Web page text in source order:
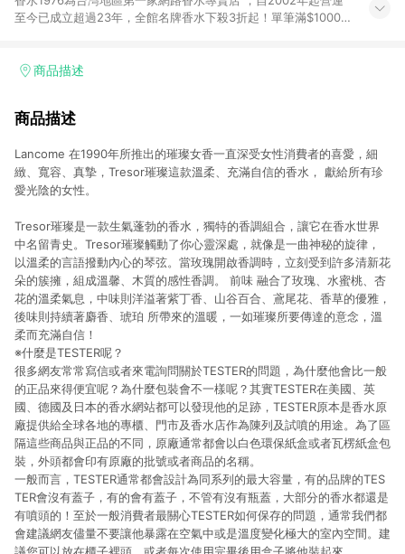
至今已成立超過23年，全館名牌香水下殺3折起！單筆滿$1000元
免費提供精緻的禮品包裝以及卡片代印服務，透過專業的採購能
商品描述
商品描述
Lancome 在1990年所推出的璀璨女香一直深受女性消費者的喜愛，細
緻、寬容、真摯，Tresor璀璨這款溫柔、充滿自信的香水， 獻給所有珍
愛光陰的女性。
Tresor璀璨是一款生氣蓬勃的香水，獨特的香調組合，讓它在香水世界
中名留青史。Tresor璀璨觸動了你心靈深處，就像是一曲神秘的旋律，
以溫柔的言語撥動內心的琴弦。當玫瑰開啟香調時，立刻受到許多清新花
朵的簇擁，組成溫馨、木質的感性香調。 前味 融合了玫瑰、水蜜桃、杏
花的溫柔氣息，中味則洋溢著紫丁香、山谷百合、鳶尾花、香草的優雅，
後味則持續著麝香、琥珀 所帶來的溫暖，一如璀璨所要傳達的意念，溫
柔而充滿自信！
※什麼是TESTER呢？
很多網友常常寫信或者來電詢問關於TESTER的問題，為什麼他會比一般
的正品來得便宜呢？為什麼包裝會不一樣呢？其實TESTER在美國、英
國、德國及日本的香水網站都可以發現他的足跡，TESTER原本是香水原
廠提供給全球各地的專櫃、門市及香水店作為陳列及試噴的用途。為了區
隔這些商品與正品的不同，原廠通常都會以白色環保紙盒或者瓦楞紙盒包
裝，外頭都會印有原廠的批號或者商品的名稱。
一般而言，TESTER通常都會設計為同系列的最大容量，有的品牌的TES
TER會沒有蓋子，有的會有蓋子，不管有沒有瓶蓋，大部分的香水都還是
有噴頭的！至於一般消費者最關心TESTER如何保存的問題，通常我們都
會建議網友儘量不要讓他暴露在空氣中或是溫度變化極大的室內空間。建